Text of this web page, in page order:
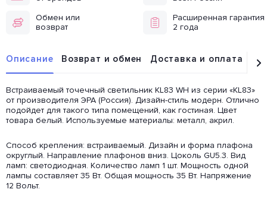
Обмен или
возврат
Расширенная гарантия
2 года
Описание Возврат и обмен Доставка и оплата
Встраиваемый точечный светильник KL83 WH из серии «KL83»
от производителя ЭРА (Россия). Дизайн-стиль модерн. Отлично
подойдет для такого типа помещений, как гостиная. Цвет
товара белый. Используемые материалы: металл, акрил.
Способ крепления: встраиваемый. Дизайн и форма плафона
округлый. Направление плафонов вниз. Цоколь GU5.3. Вид
ламп: светодиодная. Количество ламп 1 шт. Мощность одной
лампы составляет 35 Вт. Общая мощность 35 Вт. Напряжение
12 Вольт.